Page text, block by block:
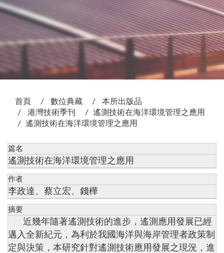
首頁 數位典藏
本所出版品
港灣技術季刊
遙測技術在海洋環境管理之應用
遙測技術在海洋環境管理之應用
篇名
遙測技術在海洋環境管理之應用
作者
李政達、蔡立宏、錢樺
摘要
近幾年隨著遙測技術的進步，遙測應用發展已經
邁入全新紀元，為利於我國海洋與海岸管理者政策制
定與決策，本研究針對遙測技術應用發展之現況，進